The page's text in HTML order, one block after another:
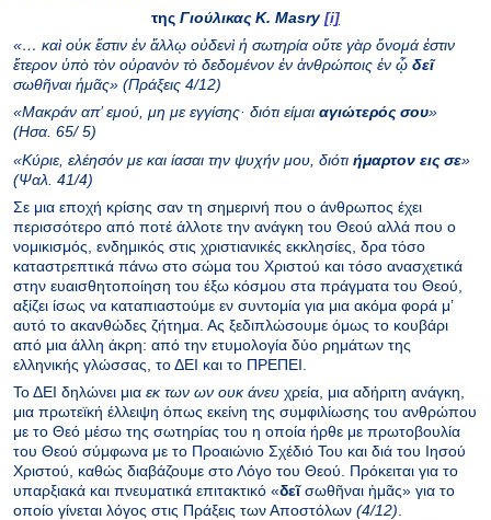
της Γιούλικας Κ. Masry [i]
«… καὶ οὐκ ἔστιν ἐν ἄλλῳ οὐδενὶ ἡ σωτηρία οὔτε γὰρ ὄνομά ἐστιν
ἕτερον ὑπὸ τὸν οὐρανὸν τὸ δεδομένον ἐν ἀνθρώποις ἐν ᾧ δεῖ
σωθῆναι ἡμᾶς» (Πράξεις 4/12)
«Μακράν απ’ εμού, μη με εγγίσης· διότι είμαι αγιώτερός σου»
(Ησα. 65/ 5)
«Κύριε, ελέησόν με και ίασαι την ψυχήν μου, διότι ήμαρτον εις σε»
(Ψαλ. 41/4)
Σε μια εποχή κρίσης σαν τη σημερινή που ο άνθρωπος έχει
περισσότερο από ποτέ άλλοτε την ανάγκη του Θεού αλλά που ο
νομικισμός, ενδημικός στις χριστιανικές εκκλησίες, δρα τόσο
καταστρεπτικά πάνω στο σώμα του Χριστού και τόσο ανασχετικά
στην ευαισθητοποίηση του έξω κόσμου στα πράγματα του Θεού,
αξίζει ίσως να καταπιαστούμε εν συντομία για μια ακόμα φορά μ’
αυτό το ακανθώδες ζήτημα. Ας ξεδιπλώσουμε όμως το κουβάρι
από μια άλλη άκρη: από την ετυμολογία δύο ρημάτων της
ελληνικής γλώσσας, το ΔΕΙ και το ΠΡΕΠΕΙ.
Το ΔΕΙ δηλώνει μια εκ των ων ουκ άνευ χρεία, μια αδήριτη ανάγκη,
μια πρωτεϊκή έλλειψη όπως εκείνη της συμφιλίωσης του ανθρώπου
με το Θεό μέσω της σωτηρίας του η οποία ήρθε με πρωτοβουλία
του Θεού σύμφωνα με το Προαιώνιο Σχέδιό Του και διά του Ιησού
Χριστού, καθώς διαβάζουμε στο Λόγο του Θεού. Πρόκειται για το
υπαρξιακά και πνευματικά επιτακτικό «δεῖσωθῆναι ἡμᾶς» για το
οποίο γίνεται λόγος στις Πράξεις των Αποστόλων (4/12)